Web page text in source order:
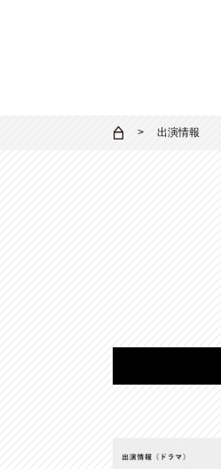
出演情報